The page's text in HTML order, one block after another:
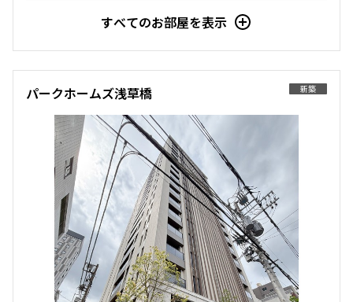
すべてのお部屋を表示
新築
パークホームズ浅草橋